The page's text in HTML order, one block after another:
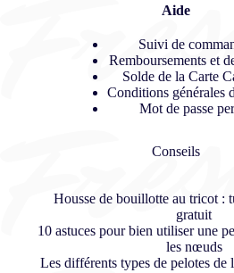
Aide
Suivi de
Remboursements et
Solde de la Carte
Conditions générales
Mot de passe
Conseils
Housse de bouillotte au tricot :
gratuit
10 astuces pour bien utiliser une
les nœuds
Les différents types de pelotes de